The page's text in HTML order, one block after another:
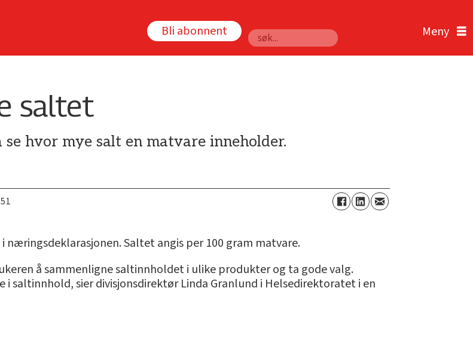
Bli abonnent
Søk
saltet
hvor mye salt en matvare inneholder.
Saltet angis per 100 gram matvare.
å sammenligne saltinnholdet i ulike produkter og ta gode valg.
i saltinnhold, sier divisjonsdirektør Linda Granlund i Helsedirektoratet i en